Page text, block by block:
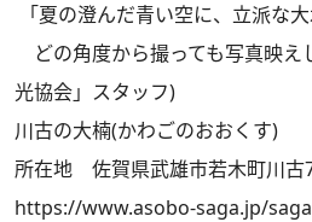
「夏の澄んだ青い空に、立派な
どの角度から撮っても写真映え
光協会」スタッフ)
川古の大楠(かわごのおおくす)
所在地 佐賀県武雄市若木町川古
https://www.asobo-saga.jp/